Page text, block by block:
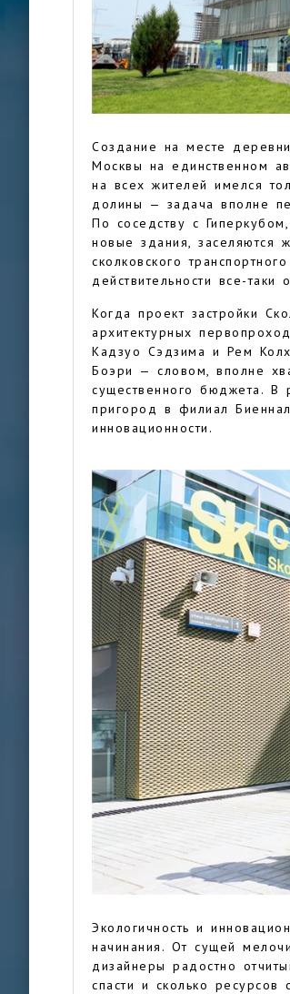
Создание на месте
Москвы на единственном
на всех жителей имелся
долины — задача вполне
По соседству с
новые здания, заселяются
сколковского
действительности все-
Когда проект застройки
архитектурных
Кадзуо Сэдзима и Рем
Боэри — словом, вполне
существенного бюджета. В
пригород в филиал
инновационности.
Экологичность и
начинания. От сущей
дизайнеры радостно
спасти и сколько